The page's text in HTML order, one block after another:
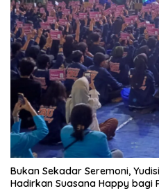
Bukan Sekadar Seremoni,
Hadirkan Suasana Happy bagi